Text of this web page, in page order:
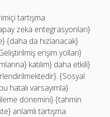
tartışma
zeka entegrasyonları}
{daha da hızlanacak}
erişim yolları}
katılım} daha etkili}
{Sosyal
hatalı varsayımla}
dönemini} {tahmin
anlamlı tartışma